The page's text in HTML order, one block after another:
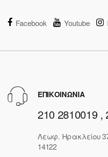
Facebook Youtube
ΕΠΙΚΟΙΝΩΝΙΑ
210 2810019 ,
Λεωφ. Ηρακλείου
14122